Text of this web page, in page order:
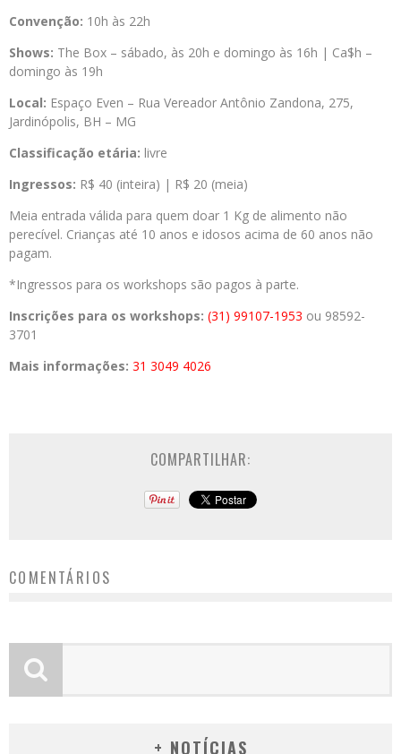
Convenção: 10h às 22h
Shows: The Box – sábado, às 20h e domingo às 16h | Ca$h –
domingo às 19h
Local: Espaço Even – Rua Vereador Antônio Zandona, 275,
Jardinópolis, BH – MG
Classificação etária: livre
Ingressos: R$ 40 (inteira) | R$ 20 (meia)
Meia entrada válida para quem doar 1 Kg de alimento não
perecível. Crianças até 10 anos e idosos acima de 60 anos não
pagam.
*Ingressos para os workshops são pagos à parte.
Inscrições para os workshops: (31) 99107-1953 ou 98592-
3701
Mais informações: 31 3049 4026
COMPARTILHAR:
COMENTÁRIOS
+ NOTÍCIAS